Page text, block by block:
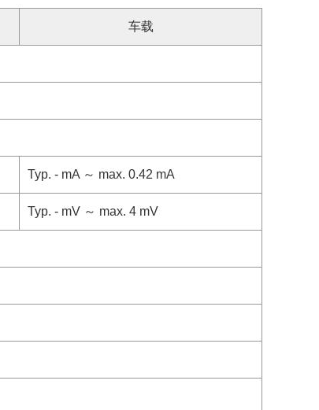
车载
Typ. - mA ～ max. 0.42 mA
Typ. - mV ～ max. 4 mV